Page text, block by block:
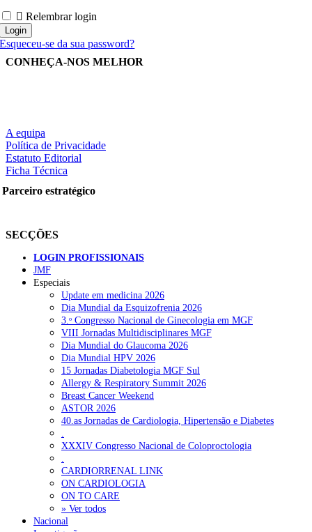
Relembrar login
Esqueceu-se da sua password?
CONHEÇA-NOS MELHOR
A equipa
Política de Privacidade
Estatuto Editorial
Ficha Técnica
Parceiro estratégico
SECÇÕES
LOGIN PROFISSIONAIS
JMF
Especiais
Update em medicina 2026
Dia Mundial da Esquizofrenia 2026
3.ᵒ Congresso Nacional de Ginecologia em MGF
VIII Jornadas Multidisciplinares MGF
Dia Mundial do Glaucoma 2026
Dia Mundial HPV 2026
15 Jornadas Diabetologia MGF Sul
Allergy & Respiratory Summit 2026
Breast Cancer Weekend
ASTOR 2026
40.as Jornadas de Cardiologia, Hipertensão e Diabetes
.
XXXIV Congresso Nacional de Coloproctologia
.
CARDIORRENAL LINK
ON CARDIOLOGIA
ON TO CARE
» Ver todos
Nacional